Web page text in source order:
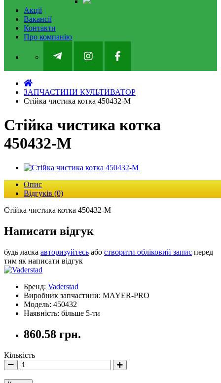
Акції
Вакансії
Контакти
Про компанію
ЗАПЧАСТИНИ КУЛЬТИВАТОР
Стійка чистика котка 450432-M
Стійка чистика котка
450432-M
Опис
Відгуків (0)
Стійка чистика котка 450432-M
Написати відгук
будь ласка авторизуйтесь або створити обліковий запис перед
тим як написати відгук
Бренд: Vaderstad
Виробник запчастини: MAYER-PRO
Модель: 450432
Наявність: більше 5-ти
860.58 грн.
Кількість